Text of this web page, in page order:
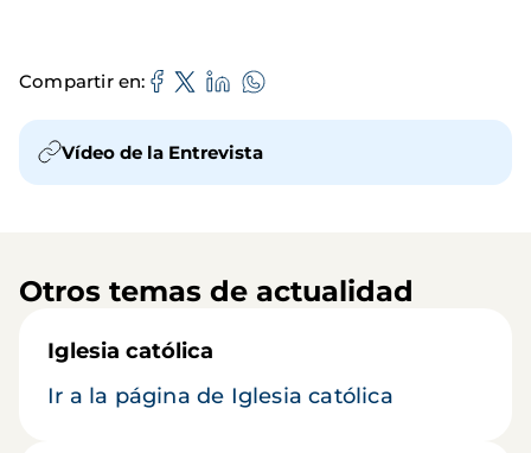
Compartir en
Vídeo de la Entrevista
Otros temas de actualidad
Iglesia católica
Ir a la página de Iglesia católica